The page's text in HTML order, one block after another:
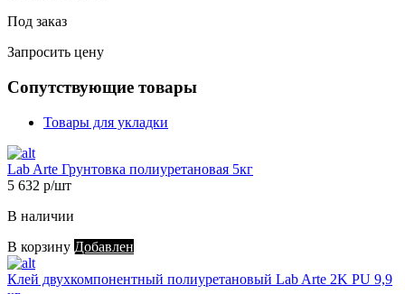
Под заказ
Запросить цену
Сопутствующие товары
Товары для укладки
Lab Arte Грунтовка полиуретановая 5кг
5 632 р/шт
В наличии
В корзину Добавлен
Клей двухкомпонентный полиуретановый Lab Arte 2K PU 9,9